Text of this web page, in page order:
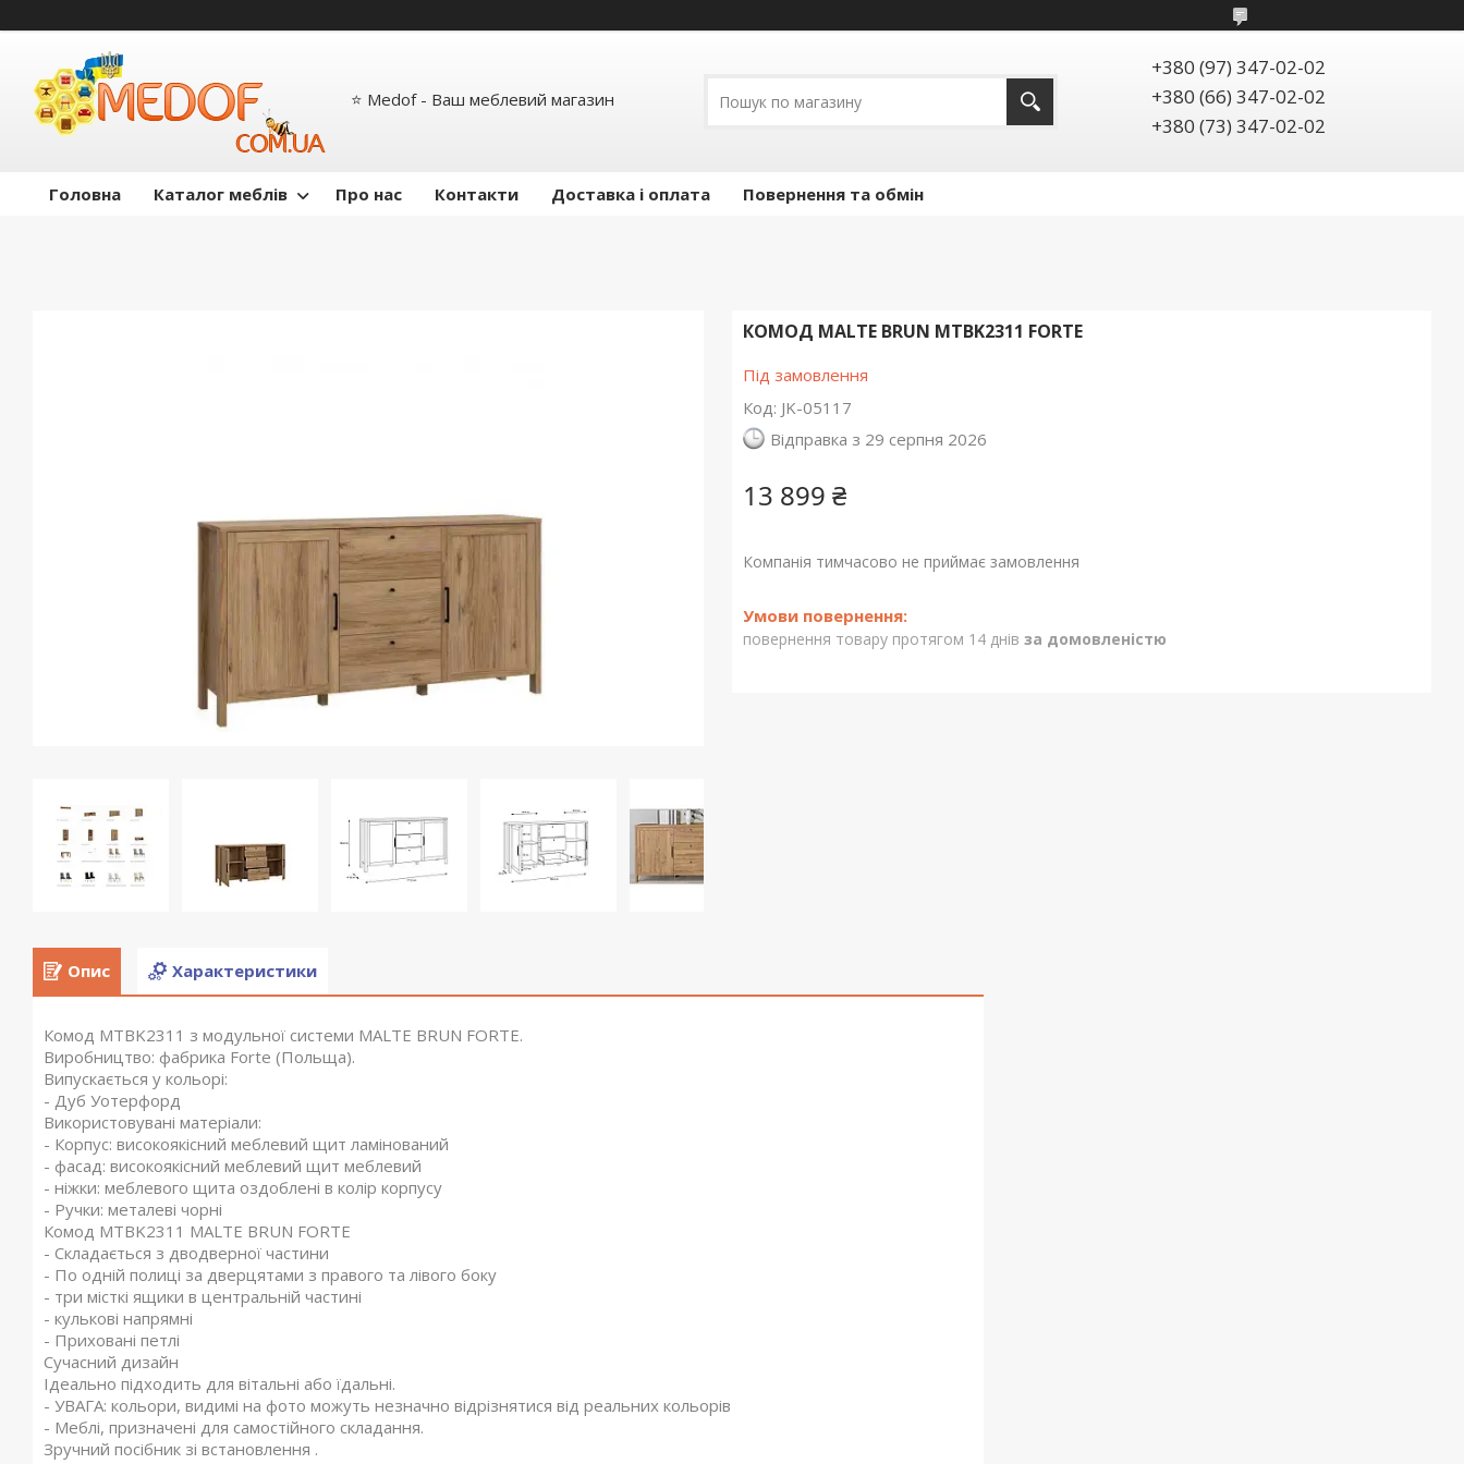
⭐ Medof - Ваш меблевий магазин
+380 (97) 347-02-02
+380 (66) 347-02-02
+380 (73) 347-02-02
Головна Каталог меблів Про нас Контакти Доставка і оплата Повернення та обмін
КОМОД MALTE BRUN MTBK2311 FORTE
Під замовлення
Код: JK-05117
Відправка з 29 серпня 2026
13 899 ₴
Компанія тимчасово не приймає замовлення
повернення товару протягом 14 днів за домовленістю
Опис Характеристики
Комод MTBK2311 з модульної системи MALTE BRUN FORTE.
Виробництво: фабрика Forte (Польща).
Випускається у кольорі:
- Дуб Уотерфорд
Використовувані матеріали:
- Корпус: високоякісний меблевий щит ламінований
- фасад: високоякісний меблевий щит меблевий
- ніжки: меблевого щита оздоблені в колір корпусу
- Ручки: металеві чорні
Комод MTBK2311 MALTE BRUN FORTE
- Складається з дводверної частини
- По одній полиці за дверцятами з правого та лівого боку
- три місткі ящики в центральній частині
- кулькові напрямні
- Приховані петлі
Сучасний дизайн
Ідеально підходить для вітальні або їдальні.
- УВАГА: кольори, видимі на фото можуть незначно відрізнятися від реальних кольорів
- Меблі, призначені для самостійного складання.
Зручний посібник зі встановлення .